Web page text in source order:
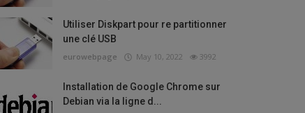
ci-sessions files directory
Utiliser Diskpart pour re partitionner
une clé USB
eurowebpage May 10, 2022 3992
Installation de Google Chrome sur
Debian via la ligne d...